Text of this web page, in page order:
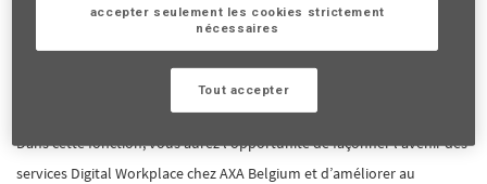
Le poste est responsable de l’amélioration de la fiabilité, de la sécurité
numérique, tout en aidant l’équipe à adopter des méthodes de travail
plus proactives, pilotées par les données et soutenues par l’IA.
Dans cette fonction, vous aurez l’opportunité de façonner l’avenir des
services Digital Workplace chez AXA Belgium et d’améliorer au
accepter seulement les cookies strictement
nécessaires
Tout accepter